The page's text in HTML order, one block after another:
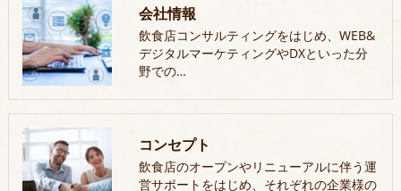
会社情報
飲食店コンサルティングをはじめ、WEB&
デジタルマーケティングやDXといった分
野での…
コンセプト
飲食店のオープンやリニューアルに伴う運
営サポートをはじめ、それぞれの企業様の